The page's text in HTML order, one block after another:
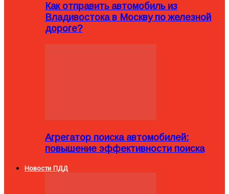
Как отправить автомобиль из
Владивостока в Москву по железной
дороге?
Агрегатор поиска автомобилей:
повышение эффективности поиска
Новости ПДД